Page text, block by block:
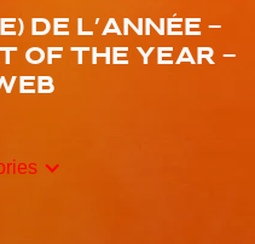
de l’année -
of the Year -